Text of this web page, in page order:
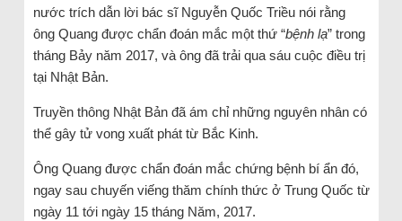
nước trích dẫn lời bác sĩ Nguyễn Quốc Triều nói rằng
ông Quang được chẩn đoán mắc một thứ “bệnh lạ” trong
tháng Bảy năm 2017, và ông đã trải qua sáu cuộc điều trị
tại Nhật Bản.
Truyền thông Nhật Bản đã ám chỉ những nguyên nhân có
thể gây tử vong xuất phát từ Bắc Kinh.
Ông Quang được chẩn đoán mắc chứng bệnh bí ẩn đó,
ngay sau chuyến viếng thăm chính thức ở Trung Quốc từ
ngày 11 tới ngày 15 tháng Năm, 2017.